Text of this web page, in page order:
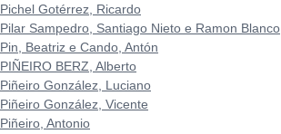
Pichel Gotérrez, Ricardo
Pilar Sampedro, Santiago Nieto e Ramon Blanco
Pin, Beatriz e Cando, Antón
PIÑEIRO BERZ, Alberto
Piñeiro González, Luciano
Piñeiro González, Vicente
Piñeiro, Antonio